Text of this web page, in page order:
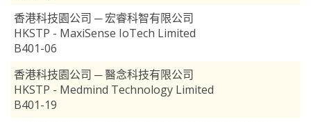
香港科技園公司 ─ 宏睿科智有限公司
HKSTP - MaxiSense IoTech Limited
B401-06
香港科技園公司 ─ 醫念科技有限公司
HKSTP - Medmind Technology Limited
B401-19